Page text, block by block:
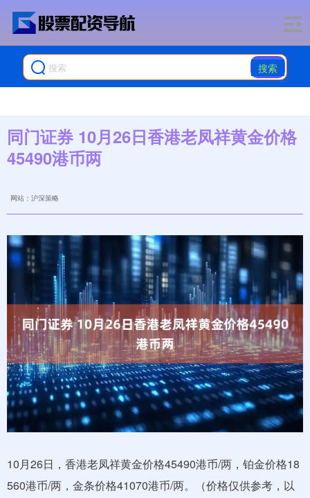
搜索
同门证券 10月26日香港老凤祥黄金价格
45490港币两
网站：沪深策略
10月26日，香港老凤祥黄金价格45490港币/两，铂金价格18
560港币/两，金条价格41070港币/两。（价格仅供参考，以